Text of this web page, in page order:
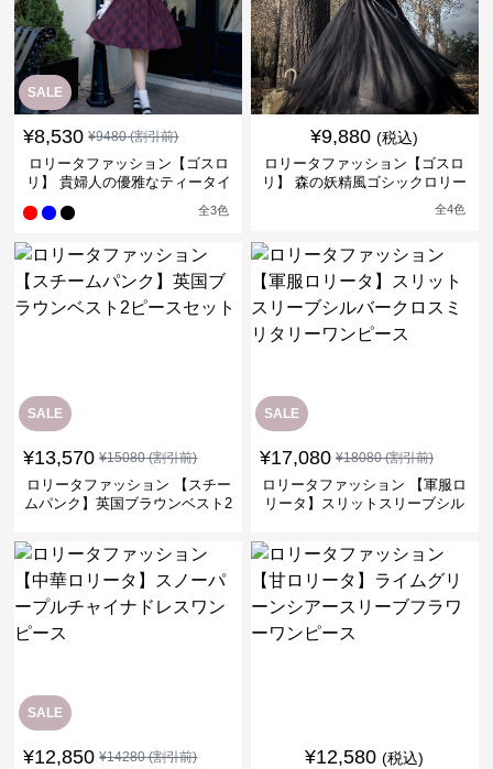
SALE
¥8,530 ¥9480(割引前)
ロリータファッション【ゴスロ
リ】 貴婦人の優雅なティータイ
全3色
¥9,880 (税込)
ロリータファッション【ゴスロ
リ】 森の妖精風ゴシックロリー
全4色
SALE
¥13,570 ¥15080(割引前)
ロリータファッション 【スチー
ムパンク】英国ブラウンベスト2
SALE
¥17,080 ¥18080(割引前)
ロリータファッション 【軍服ロ
リータ】スリットスリーブシル
SALE
¥12,850 ¥14280(割引前) ¥12,580 (税込)